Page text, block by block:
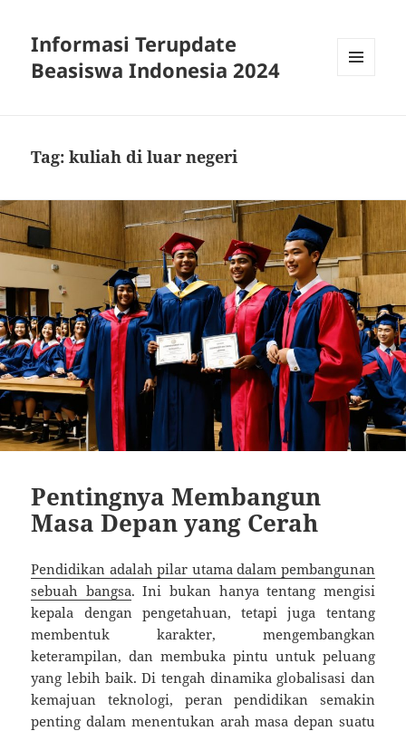
Informasi Terupdate
Beasiswa Indonesia 2024
Tag:kuliah di luar negeri
Pentingnya Membangun
Masa Depan yang Cerah
Pendidikan adalah pilar utama dalam pembangunan
sebuah bangsa. Ini bukan hanya tentang mengisi
kepala dengan pengetahuan, tetapi juga tentang
membentuk karakter, mengembangkan
keterampilan, dan membuka pintu untuk peluang
yang lebih baik. Di tengah dinamika globalisasi dan
kemajuan teknologi, peran pendidikan semakin
penting dalam menentukan arah masa depan suatu